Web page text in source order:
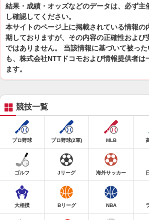
結果・成績・オッズなどのデータは、必ず主
し確認してください。
本サイトのページ上に掲載されている情報の
期しておりますが、その内容の正確性および
ではありません。 当該情報に基づいて被っ
も、株式会社NTTドコモおよび情報提供者は
ます。
競技一覧
プロ野球 プロ野球(2軍) MLB
ゴルフ Jリーグ 海外サッカー
大相撲 Bリーグ NBA